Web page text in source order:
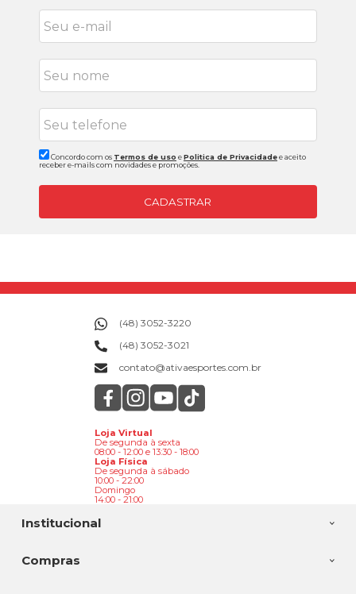
Concordo com os Termos de uso ePolitica de Privacidadee aceito
receber e-mails com novidades e promoções.
CADASTRAR
Institucional
Compras
(48) 3052-3220
(48) 3052-3021
contato@ativaesportes.com.br
Loja Virtual
De segunda à sexta
08:00 - 12:00 e 13:30 - 18:00
Loja Física
De segunda à sábado
10:00 - 22:00
Domingo
14:00 - 21:00